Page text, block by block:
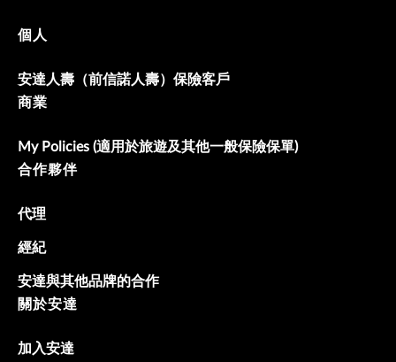
個人
安達人壽（前信諾人壽）保險客戶
商業
My Policies (適用於旅遊及其他一般保險保單)
合作夥伴
代理
經紀
安達與其他品牌的合作
關於安達
加入安達